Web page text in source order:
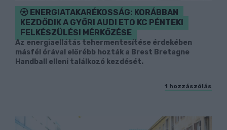
ENERGIATAKARÉKOSSÁG: KORÁBBAN
KEZDŐDIK A GYŐRI AUDI ETO KC PÉNTEKI
FELKÉSZÜLÉSI MÉRKŐZÉSE
Az energiaellátás tehermentesítése érdekében
másfél órával előrébb hozták a Brest Bretagne
Handball elleni találkozó kezdését.
1 hozzászólás